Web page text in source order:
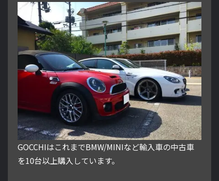
GOCCHIはこれまでBMW/MINIなど輸入車の中古車
を10台以上購入しています。